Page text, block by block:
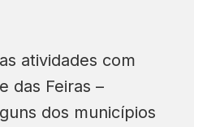
atividades com
das Feiras –
dos municípios